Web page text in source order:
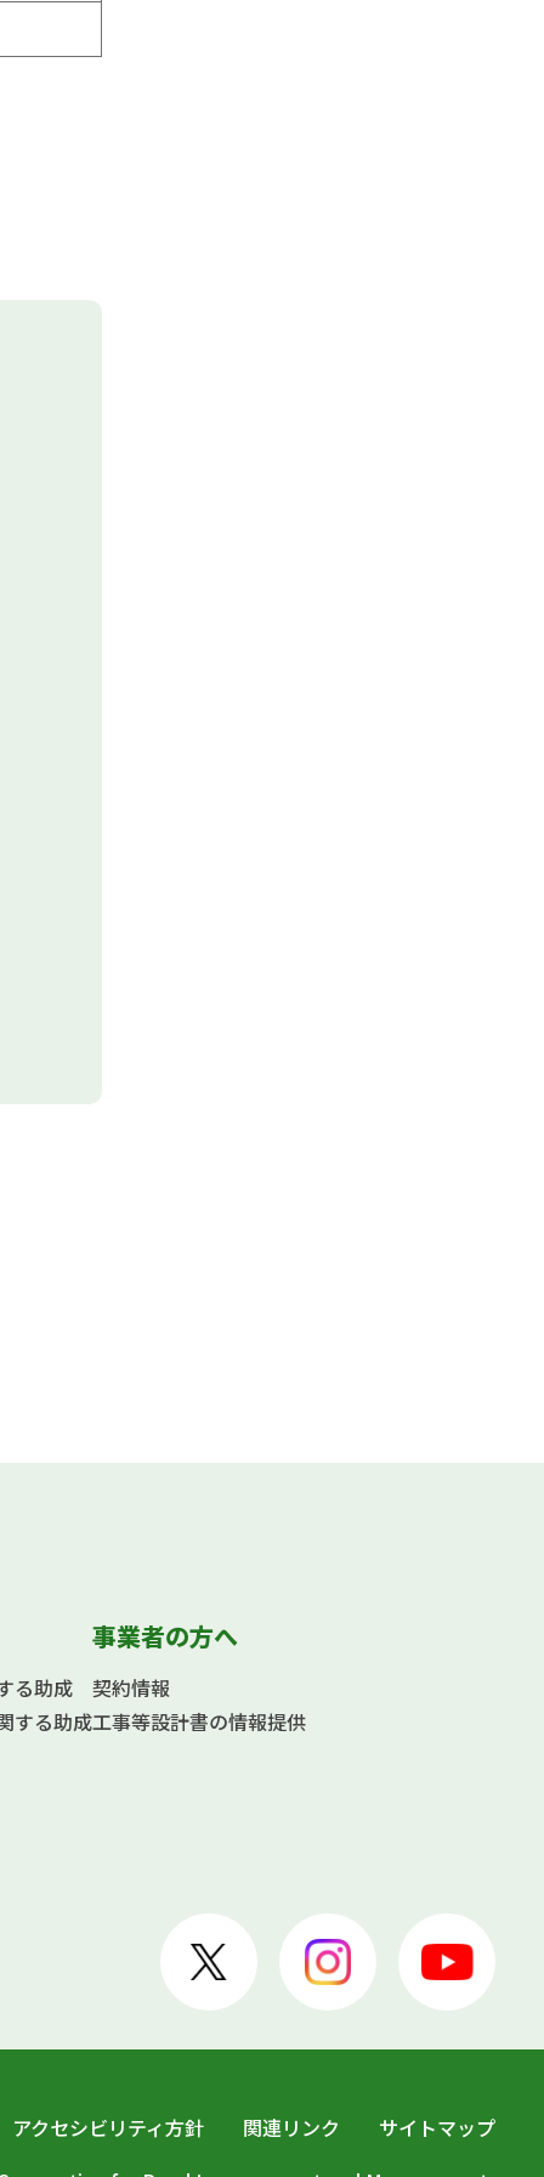
る助成
する助成
事業者の方へ
契約情報
工事等設計書の情報提供
アクセシビリティ方針 関連リンク
サイトマップ